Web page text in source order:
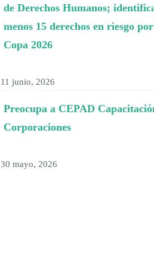
de Derechos Humanos;
menos 15 derechos en riesgo
Copa 2026
11 junio, 2026
Preocupa a CEPAD
Corporaciones
30 mayo, 2026